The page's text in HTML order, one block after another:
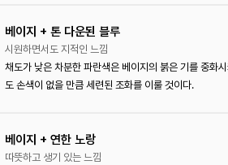
베이지 + 톤 다운된 블루
시원하면서도 지적인 느낌
채도가 낮은 차분한 파란색은 베이지의 붉은 기를 중화
도 손색이 없을 만큼 세련된 조화를 이룰 것이다.
베이지 + 연한 노랑
따뜻하고 생기 있는 느낌